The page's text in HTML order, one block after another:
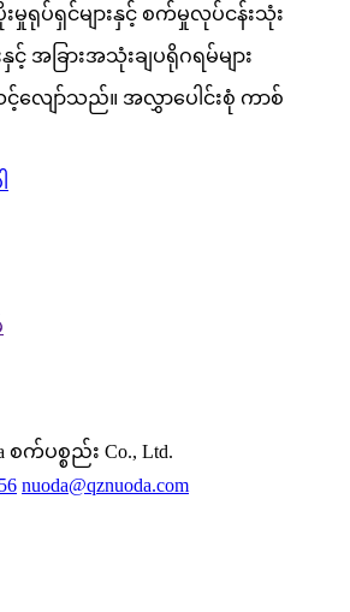
မှုရုပ်ရှင်များနှင့် စက်မှုလုပ်ငန်းသုံး
နှင့် အခြားအသုံးချပရိုဂရမ်များ
ျော်သည်။ အလွှာပေါင်းစုံ ကာစ်
စက်ပစ္စည်း Co., Ltd.
nuoda@qznuoda.com